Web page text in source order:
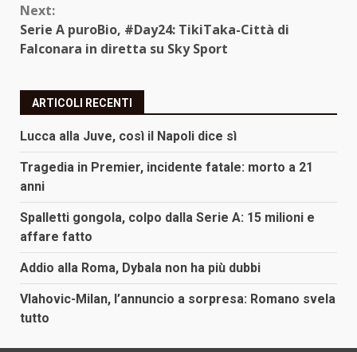
Next:
Serie A puroBio, #Day24: TikiTaka-Città di
Falconara in diretta su Sky Sport
ARTICOLI RECENTI
Lucca alla Juve, così il Napoli dice sì
Tragedia in Premier, incidente fatale: morto a 21
anni
Spalletti gongola, colpo dalla Serie A: 15 milioni e
affare fatto
Addio alla Roma, Dybala non ha più dubbi
Vlahovic-Milan, l’annuncio a sorpresa: Romano svela
tutto